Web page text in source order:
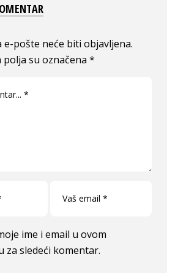
e-pošte neće biti objavljena.
polja su označena*
ime i email u ovom
za sledeći komentar.